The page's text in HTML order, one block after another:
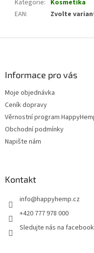
Kategorie: Kosmetika
EAN: Zvolte
Informace pro vás
Moje objednávka
Ceník dopravy
Věrnostní program
Obchodní podmínky
Napište nám
Kontakt
info@happyhemp.cz
+420 777 978 000
Sledujte nás na